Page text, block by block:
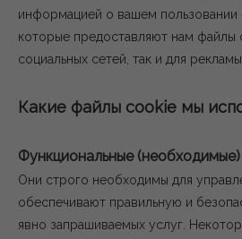
информацией о вашем пользовании
которые предоставляют нам файлы
социальных сетей, так и для
Какие файлы cookie мы
Функциональные (необходимые)
Они строго необходимы для
обеспечивают правильную и
явно запрашиваемых услуг.